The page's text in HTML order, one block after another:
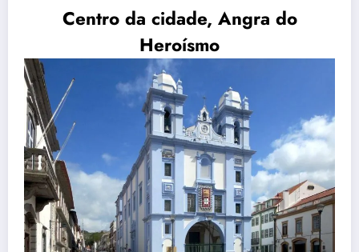
Centro da cidade, Angra do
Heroísmo